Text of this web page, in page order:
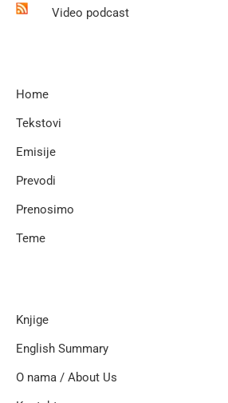
Video podcast
Home
Tekstovi
Emisije
Prevodi
Prenosimo
Teme
Knjige
English Summary
O nama / About Us